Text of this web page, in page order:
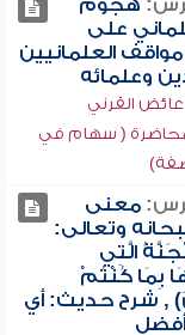
هجوم
على
مواقف العلمانيين
وعلمائه
عائض القرني
( سهام في
معنى
وتعالى:
الَّتِي
بِمَا كُنْتُمْ
, شرح حديث: أي
أفضل